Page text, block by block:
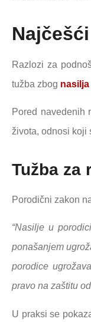
Razlozi za
tužba zbog
Pored navedenih
života, odnosi koji
Tužba za
Porodični zakon
“Nasilje u
ponašanjem
porodice
pravo na zaštitu
U praksi se